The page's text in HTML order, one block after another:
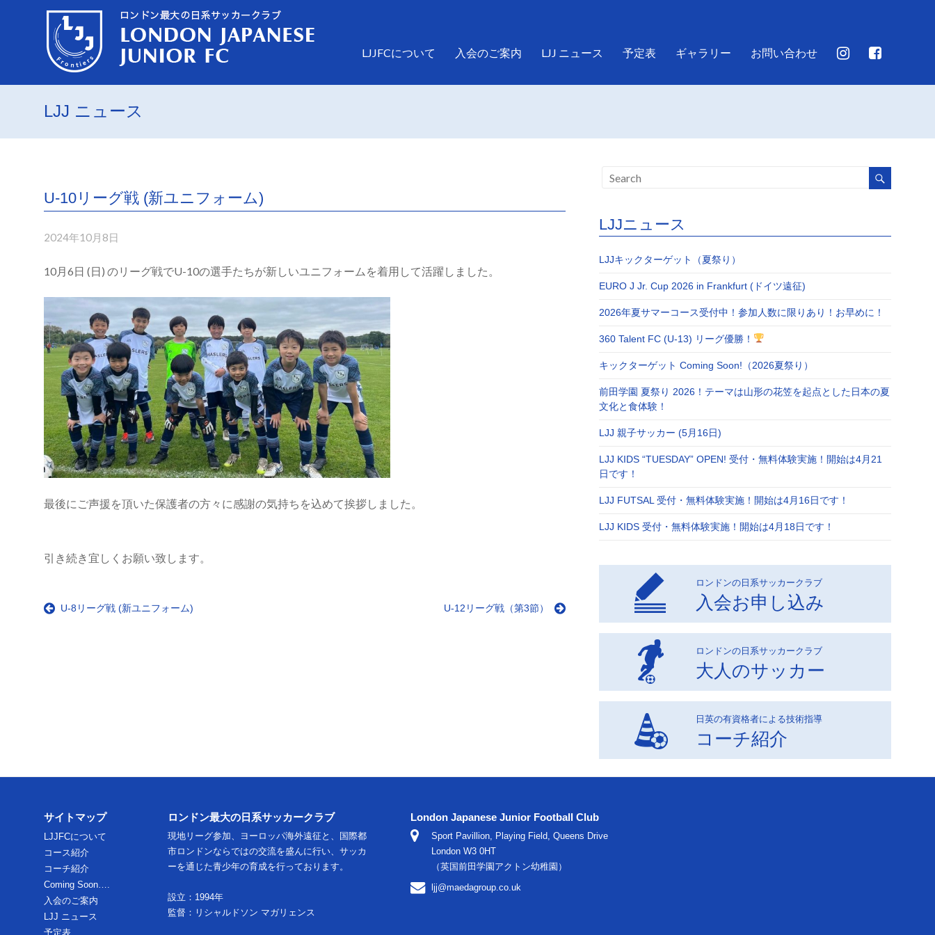
LJJFCについて 入会のご案内 LJJ ニュース 予定表 ギャラリー お問い合わせ
LJJ ニュース
U-10リーグ戦 (新ユニフォーム)
2024年10月8日
10月6日 (日) のリーグ戦でU-10の選手たちが新しいユニフォームを着用して活躍しました。
最後にご声援を頂いた保護者の方々に感謝の気持ちを込めて挨拶しました。
引き続き宜しくお願い致します。
U-8リーグ戦 (新ユニフォーム) U‐12リーグ戦（第3節）
LJJニュース
LJJキックターゲット（夏祭り）
EURO J Jr. Cup 2026 in Frankfurt (ドイツ遠征)
2026年夏サマーコース受付中！参加人数に限りあり！お早めに！
360 Talent FC (U-13) リーグ優勝！
キックターゲット Coming Soon!（2026夏祭り）
前田学園 夏祭り 2026！テーマは山形の花笠を起点とした日本の夏
文化と食体験！
LJJ 親子サッカー (5月16日)
LJJ KIDS “TUESDAY” OPEN! 受付・無料体験実施！開始は4月21
日です！
LJJ FUTSAL 受付・無料体験実施！開始は4月16日です！
LJJ KIDS 受付・無料体験実施！開始は4月18日です！
ロンドンの日系サッカークラブ
入会お申し込み
ロンドンの日系サッカークラブ
大人のサッカー
日英の有資格者による技術指導
コーチ紹介
サイトマップ
LJJFCについて
コース紹介
コーチ紹介
Coming Soon….
入会のご案内
LJJ ニュース
予定表
ロンドン最大の日系サッカークラブ
現地リーグ参加、ヨーロッパ海外遠征と、国際都
市ロンドンならではの交流を盛んに行い、サッカ
ーを通じた青少年の育成を行っております。
設立：1994年
監督：リシャルドソン マガリェンス
London Japanese Junior Football Club
Sport Pavillion, Playing Field, Queens Drive
London W3 0HT
（英国前田学園アクトン幼稚園）
ljj@maedagroup.co.uk